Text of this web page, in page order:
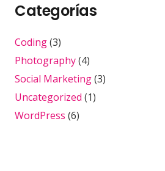
Categorías
Coding(3)
Photography(4)
Social Marketing(3)
Uncategorized (1)
WordPress (6)